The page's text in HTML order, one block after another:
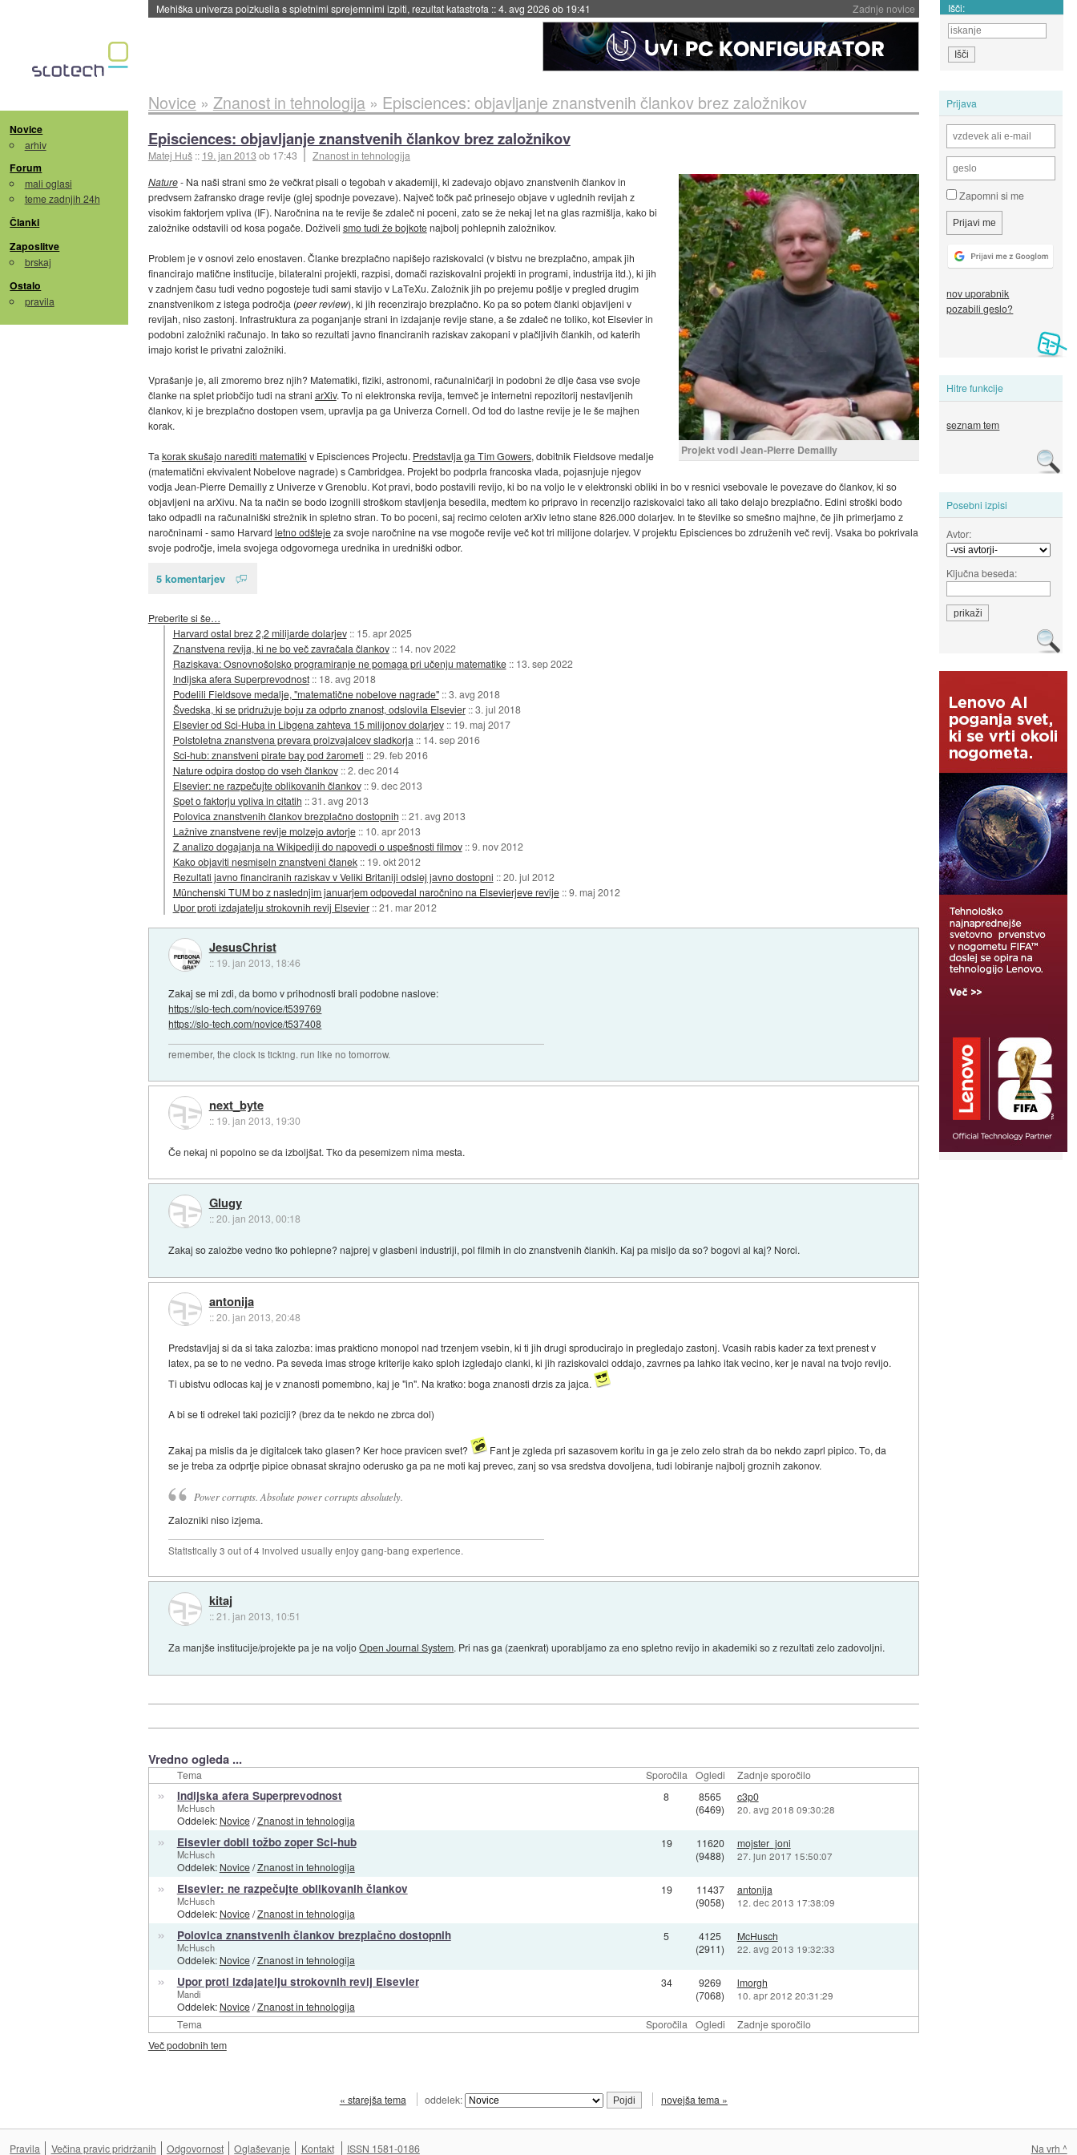
Zadnje novice
Mehiška univerza poizkusila s spletnimi sprejemnimi izpiti, rezultat katastrofa ::4. avg 2026 ob 19:41 Išči:
Novice
arhiv
Forum
mali oglasi
teme zadnjih 24h
Članki
Zaposlitve
brskaj
Ostalo
pravila
Prijava
Zapomni si me
nov uporabnik
pozabili geslo?
Hitre funkcije
seznam tem
Posebni izpisi
Avtor:
Ključna beseda:
Novice » Znanost in tehnologija» Episciences: objavljanje znanstvenih člankov brez založnikov
Episciences: objavljanje znanstvenih člankov brez založnikov
Matej Huš :: 19. jan 2013 ob 17:43 Znanost in tehnologija
Projekt vodi Jean-Pierre Demailly
Nature- Na naši strani smo že večkrat pisali o tegobah v akademiji, ki zadevajo objavo znanstvenih člankov in
predvsem žafransko drage revije (glej spodnje povezave). Največ točk pač prinesejo objave v uglednih revijah z
visokim faktorjem vpliva (IF). Naročnina na te revije še zdaleč ni poceni, zato se že nekaj let na glas razmišlja, kako bi
založnike odstavili od kosa pogače. Doživeli smo tudi že bojkotenajbolj pohlepnih založnikov.
Problem je v osnovi zelo enostaven. Članke brezplačno napišejo raziskovalci (v bistvu ne brezplačno, ampak jih
financirajo matične institucije, bilateralni projekti, razpisi, domači raziskovalni projekti in programi, industrija itd.), ki jih
v zadnjem času tudi vedno pogosteje tudi sami stavijo v LaTeXu. Založnik jih po prejemu pošlje v pregled drugim
znanstvenikom z istega področja (peer review), ki jih recenzirajo brezplačno. Ko pa so potem članki objavljeni v
revijah, niso zastonj. Infrastruktura za poganjanje strani in izdajanje revije stane, a še zdaleč ne toliko, kot Elsevier in
podobni založniki računajo. In tako so rezultati javno financiranih raziskav zakopani v plačljivih člankih, od katerih
imajo korist le privatni založniki.
Vprašanje je, ali zmoremo brez njih? Matematiki, fiziki, astronomi, računalničarji in podobni že dlje časa vse svoje
članke na splet priobčijo tudi na strani arXiv. To ni elektronska revija, temveč je internetni repozitorij nestavljenih
člankov, ki je brezplačno dostopen vsem, upravlja pa ga Univerza Cornell. Od tod do lastne revije je le še majhen
korak.
Ta korak skušajo narediti matematiki v Episciences Projectu. Predstavlja ga Tim Gowers, dobitnik Fieldsove medalje
(matematični ekvivalent Nobelove nagrade) s Cambridgea. Projekt bo podprla francoska vlada, pojasnjuje njegov
vodja Jean-Pierre Demailly z Univerze v Grenoblu. Kot pravi, bodo postavili revijo, ki bo na voljo le v elektronski obliki in bo v resnici vsebovale le povezave do člankov, ki so
objavljeni na arXivu. Na ta način se bodo izognili stroškom stavljenja besedila, medtem ko pripravo in recenzijo raziskovalci tako ali tako delajo brezplačno. Edini stroški bodo
tako odpadli na računalniški strežnik in spletno stran. To bo poceni, saj recimo celoten arXiv letno stane 826.000 dolarjev. In te številke so smešno majhne, če jih primerjamo z
naročninami - samo Harvard letno odštejeza svoje naročnine na vse mogoče revije več kot tri milijone dolarjev. V projektu Episciences bo združenih več revij. Vsaka bo pokrivala
svoje področje, imela svojega odgovornega urednika in uredniški odbor.
5 komentarjev
Preberite si še…
Harvard ostal brez 2,2 milijarde dolarjev :: 15. apr 2025
Znanstvena revija, ki ne bo več zavračala člankov :: 14. nov 2022
Raziskava: Osnovnošolsko programiranje ne pomaga pri učenju matematike :: 13. sep 2022
Indijska afera Superprevodnost :: 18. avg 2018
Podelili Fieldsove medalje, "matematične nobelove nagrade" ::3. avg 2018
Švedska, ki se pridružuje boju za odprto znanost, odslovila Elsevier ::3. jul 2018
Elsevier od Sci-Huba in Libgena zahteva 15 milijonov dolarjev :: 19. maj 2017
Polstoletna znanstvena prevara proizvajalcev sladkorja :: 14. sep 2016
Sci-hub: znanstveni pirate bay pod žarometi ::29. feb 2016
Nature odpira dostop do vseh člankov ::2. dec 2014
Elsevier: ne razpečujte oblikovanih člankov ::9. dec 2013
Spet o faktorju vpliva in citatih ::31. avg 2013
Polovica znanstvenih člankov brezplačno dostopnih ::21. avg 2013
Lažnive znanstvene revije molzejo avtorje :: 10. apr 2013
Z analizo dogajanja na Wikipediji do napovedi o uspešnosti filmov ::9. nov 2012
Kako objaviti nesmiseln znanstveni članek :: 19. okt 2012
Rezultati javno financiranih raziskav v Veliki Britaniji odslej javno dostopni ::20. jul 2012
Münchenski TUM bo z naslednjim januarjem odpovedal naročnino na Elsevierjeve revije ::9. maj 2012
Upor proti izdajatelju strokovnih revij Elsevier ::21. mar 2012
JesusChrist
:: 19. jan 2013, 18:46
Zakaj se mi zdi, da bomo v prihodnosti brali podobne naslove:
https://slo-tech.com/novice/t539769
https://slo-tech.com/novice/t537408
remember, the clock is ticking. run like no tomorrow.
next_byte
:: 19. jan 2013, 19:30
Če nekaj ni popolno se da izboljšat. Tko da pesemizem nima mesta.
Glugy
::20. jan 2013, 00:18
Zakaj so založbe vedno tko pohlepne? najprej v glasbeni industriji, pol filmih in clo znanstvenih člankih. Kaj pa misljo da so? bogovi al kaj? Norci.
antonija
::20. jan 2013, 20:48
Predstavljaj si da si taka zalozba: imas prakticno monopol nad trzenjem vsebin, ki ti jih drugi sproducirajo in pregledajo zastonj. Vcasih rabis kader za text prenest v
latex, pa se to ne vedno. Pa seveda imas stroge kriterije kako sploh izgledajo clanki, ki jih raziskovalci oddajo, zavrnes pa lahko itak vecino, ker je naval na tvojo revijo.
Ti ubistvu odlocas kaj je v znanosti pomembno, kaj je "in". Na kratko: boga znanosti drzis za jajca.
A bi se ti odrekel taki poziciji? (brez da te nekdo ne zbrca dol)
Zakaj pa mislis da je digitalcek tako glasen? Ker hoce pravicen svet?
Fant je zgleda pri sazasovem koritu in ga je zelo zelo strah da bo nekdo zaprl pipico. To, da
se je treba za odprtje pipice obnasat skrajno oderusko ga pa ne moti kaj prevec, zanj so vsa sredstva dovoljena, tudi lobiranje najbolj groznih zakonov.
Power corrupts. Absolute power corrupts absolutely.
Zalozniki niso izjema.
Statistically 3 out of 4 involved usually enjoy gang-bang experience.
kitaj
::21. jan 2013, 10:51
Za manjše institucije/projekte pa je na voljoOpen Journal System. Pri nas ga (zaenkrat) uporabljamo za eno spletno revijo in akademiki so z rezultati zelo zadovoljni.
Vredno ogleda ...
Tema Sporočila Ogledi Zadnje sporočilo
Tema Sporočila Ogledi Zadnje sporočilo
» Indijska afera Superprevodnost
McHusch
Oddelek: Novice/Znanost in tehnologija
8
8565
(6469)
c3p0
20. avg 2018 09:30:28
» Elsevier dobil tožbo zoper Sci-hub
McHusch
Oddelek: Novice/Znanost in tehnologija
19
11620
(9488)
mojster_joni
27. jun 2017 15:50:07
» Elsevier: ne razpečujte oblikovanih člankov
McHusch
Oddelek: Novice/Znanost in tehnologija
19
11437
(9058)
antonija
12. dec 2013 17:38:09
» Polovica znanstvenih člankov brezplačno dostopnih
McHusch
Oddelek: Novice/Znanost in tehnologija
5
4125
(2911)
McHusch
22. avg 2013 19:32:33
» Upor proti izdajatelju strokovnih revij Elsevier
Mandi
Oddelek: Novice/Znanost in tehnologija
34
9269
(7068)
lmorgh
10. apr 2012 20:31:29
Več podobnih tem
« starejša tema oddelek: novejša tema »
Na vrh ^
Pravila Večina pravic pridržanih Odgovornost Oglaševanje Kontakt ISSN 1581-0186